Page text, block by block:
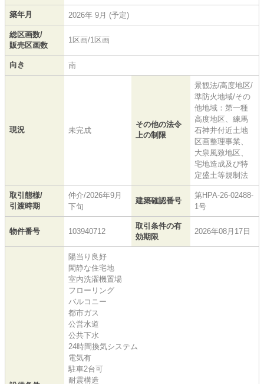
築年月 2026年 9月 (予定)
総区画数/
販売区画数
1区画/1区画
向き 南
現況 未完成
その他の法令
上の制限
景観法/高度地区/
準防火地域/その
他地域：第一種
高度地区、練馬
石神井付近土地
区画整理事業、
大泉風致地区、
宅地造成及び特
定盛土等規制法
取引態様/
引渡時期
仲介/2026年9月
下旬
建築確認番号
第HPA-26-02488-
1号
物件番号 103940712
取引条件の有
効期限
2026年08月17日
陽当り良好
閑静な住宅地
室内洗濯機置場
フローリング
バルコニー
都市ガス
公営水道
公共下水
24時間換気システム
電気有
駐車2台可
耐震構造